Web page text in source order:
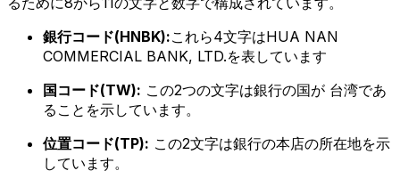
銀行コード(HNBK):これら4文字はHUA NAN
COMMERCIAL BANK, LTD.を表しています
国コード(TW): この2つの文字は銀行の国が 台湾であ
ることを示しています。
位置コード(TP): この2文字は銀行の本店の所在地を示
しています。